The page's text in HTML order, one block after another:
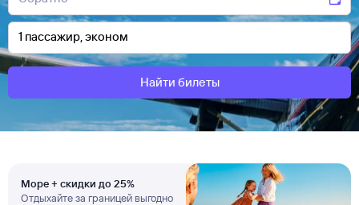
Найти билеты
Море + скидки до 25%
Отдыхайте за границей выгодно